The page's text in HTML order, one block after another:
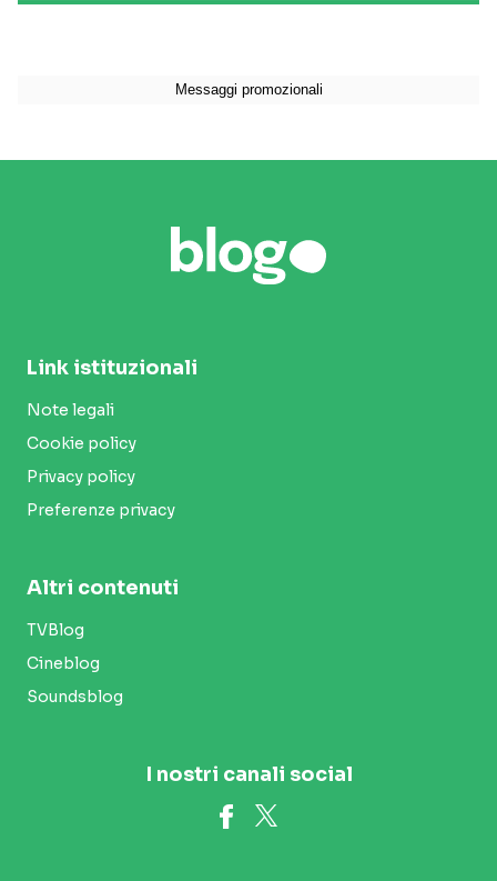
Link istituzionali
Note legali
Cookie policy
Privacy policy
Preferenze privacy
Altri contenuti
TVBlog
Cineblog
Soundsblog
I nostri canali social